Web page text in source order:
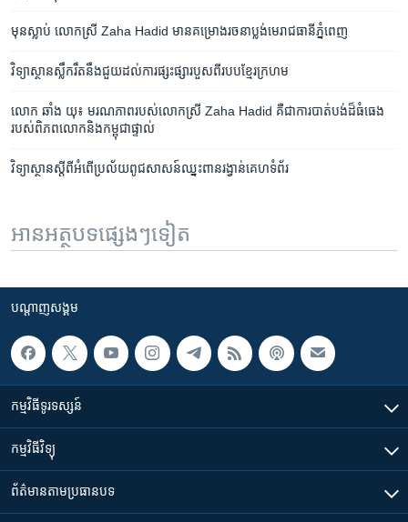
មុន​ស្លាប់​ លោក​ស្រី​ Zaha Hadid មានគម្រោង​រចនា​ប្លង់​មេ​រាជធានី​ភ្នំពេញ​
វិទ្យាស្ថាន​ស្លឹករឹត​នឹង​ជួយ​ដល់​ការផ្សះផ្សា​របួស​ពី​របប​ខ្មែរ​ក្រហម
លោក ឆាំង ​យុ៖ ​មរណភាព​របស់​លោក​ស្រី​ Zaha Hadid គឺ​ជា​ការ​បាត់បង់​ដ៏​ធំធេង​
របស់​​ពិភពលោក​និង​​កម្ពុជា​ផ្ទាល់
វិទ្យាស្ថាន​ស្តី​ពី​អំពើ​ប្រល័យ​ពូជសាសន៍​ឈ្នះ​ពាន​រង្វាន់​គេហទំព័រ
អានអត្ថបទផ្សេងៗទៀត
បណ្តាញ​សង្គម
កម្មវិធី​ទូរទស្សន៍
កម្មវិធី​វិទ្យុ
ព័ត៌មាន​តាមប្រធានបទ​